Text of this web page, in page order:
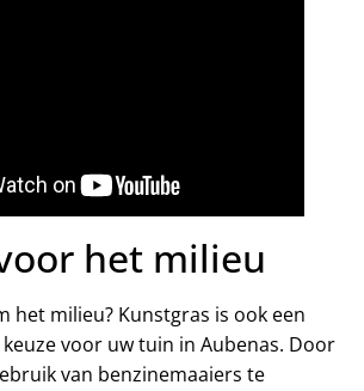
het milieu
het milieu? Kunstgras is ook een
voor uw tuin in Aubenas. Door
van benzinemaaiers te